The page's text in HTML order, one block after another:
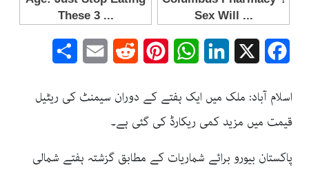
Facebook
LinkedIn
WhatsApp
Pinterest
Reddit
Email
اسلام آباد: ملک میں ایک ہفتے کے دوران سیمنٹ کی ریٹیل
قیمت میں مزید کمی ریکارڈ کی گئی ہے۔
پاکستان بیورو برائے شماریات کے مطابق گزشتہ ہفتے شمالی